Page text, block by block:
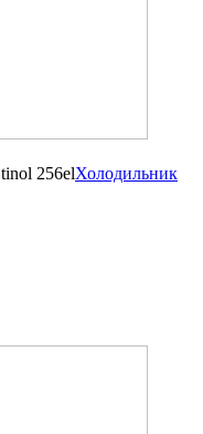
Холодильник